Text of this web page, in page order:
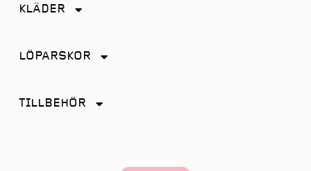
KLÄDER
LÖPARSKOR
TILLBEHÖR